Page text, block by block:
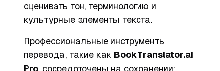
оценивать тон, терминологию и
культурные элементы текста.
Профессиональные инструменты
перевода, такие как BookTranslator.ai
Pro, сосредоточены на сохранении: